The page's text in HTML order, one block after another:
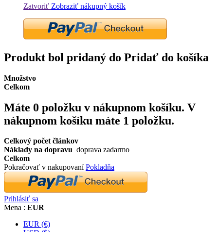
Zatvoriť Zobraziť nákupný košík
Produkt bol pridaný do Pridať do košíka
Množstvo
Celkom
Máte 0 položku v nákupnom košíku. V
nákupnom košíku máte 1 položku.
Celkový počet článkov
Náklady na dopravu doprava zadarmo
Celkom
Pokračovať v nakupovaníPokladňa
Prihlásiť sa
Mena : EUR
EUR (€)